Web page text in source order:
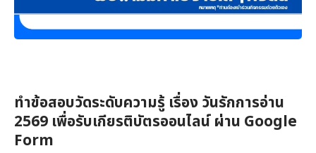
ทำข้อสอบวัดระดับความรู้ เรื่อง วันรักการอ่าน
2569 เพื่อรับเกียรติบัตรออนไลน์ ผ่าน Google
Form